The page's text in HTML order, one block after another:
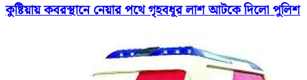
কুষ্টিয়ায় কবরস্থানে নেয়ার পথে গৃহবধূর লাশ আটকে দিলো পুলিশ